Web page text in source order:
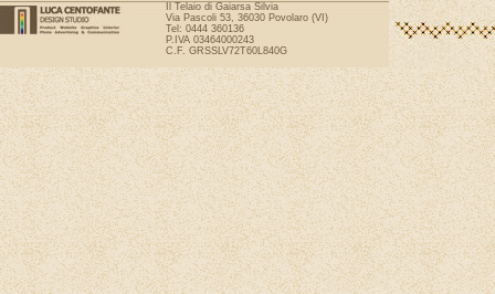
Il Telaio di Gaiarsa Silvia
Via Pascoli 53, 36030 Povolaro (VI)
Tel: 0444 360136
P.IVA 03464000243
C.F. GRSSLV72T60L840G